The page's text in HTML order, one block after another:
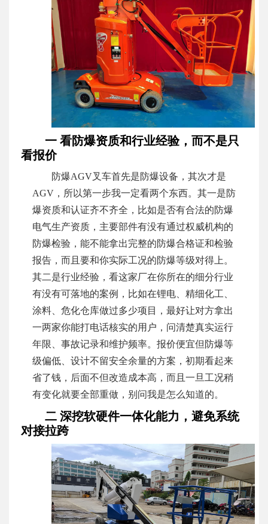
一 看防爆资质和行业经验，而不是只
看报价
防爆AGV叉车首先是防爆设备，其次才是
AGV，所以第一步我一定看两个东西。其一是防
爆资质和认证齐不齐全，比如是否有合法的防爆
电气生产资质，主要部件有没有通过权威机构的
防爆检验，能不能拿出完整的防爆合格证和检验
报告，而且要和你实际工况的防爆等级对得上。
其二是行业经验，看这家厂在你所在的细分行业
有没有可落地的案例，比如在锂电、精细化工、
涂料、危化仓库做过多少项目，最好让对方拿出
一两家你能打电话核实的用户，问清楚真实运行
年限、事故记录和维护频率。报价便宜但防爆等
级偏低、设计不留安全余量的方案，初期看起来
省了钱，后面不但改造成本高，而且一旦工况稍
有变化就要全部重做，别问我是怎么知道的。
二 深挖软硬件一体化能力，避免系统
对接拉跨